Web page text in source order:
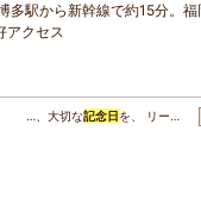
多駅から新幹線で約15分。
アクセス
…、大切な記念日 を、 リー…